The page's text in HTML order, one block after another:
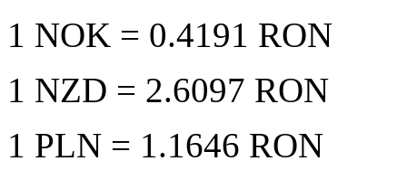
1 NOK = 0.4191 RON
1 NZD = 2.6097 RON
1 PLN = 1.1646 RON